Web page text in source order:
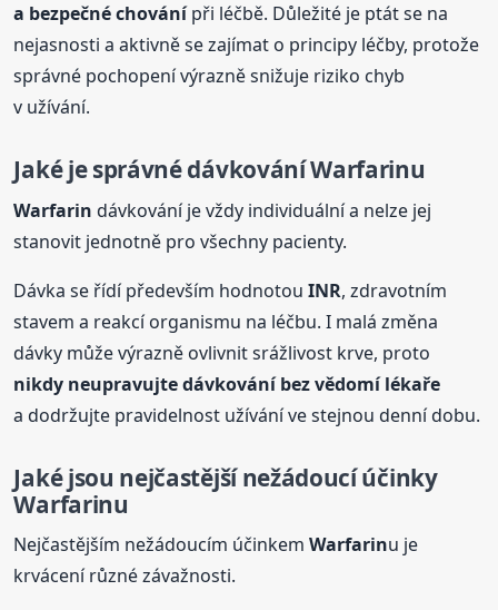
a bezpečné chovánípři léčbě. Důležité je ptát se na
nejasnosti a aktivně se zajímat o principy léčby, protože
správné pochopení výrazně snižuje riziko chyb
v užívání.
Jaké je správné dávkováníWarfarinu
Warfarin dávkování je vždy individuální a nelze jej
stanovit jednotně pro všechny pacienty.
Dávka se řídí především hodnotouINR, zdravotním
stavem a reakcí organismu na léčbu. I malá změna
dávky může výrazně ovlivnit srážlivost krve, proto
nikdy neupravujte dávkování bez vědomí lékaře
a dodržujte pravidelnost užívání ve stejnou denní dobu.
Jaké jsou nejčastější nežádoucí účinky
Warfarinu
Nejčastějším nežádoucím účinkemWarfarinu je
krvácení různé závažnosti.